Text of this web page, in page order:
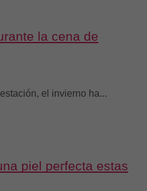
la cena de
el invierno ha...
piel perfecta estas